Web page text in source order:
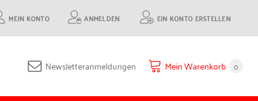
MEIN KONTO ANMELDEN EIN KONTO ERSTELLEN
Newsletteranmeldungen Mein Warenkorb 0